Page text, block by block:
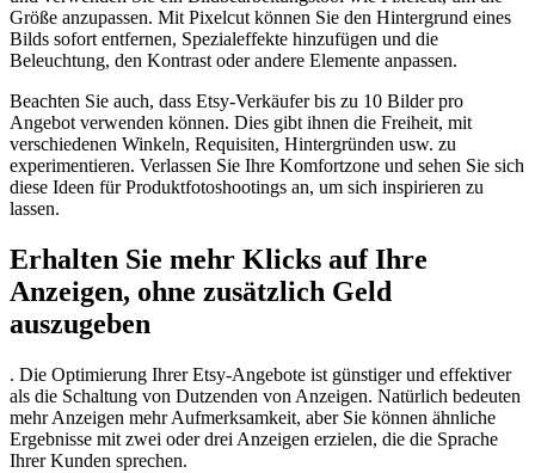
Größe anzupassen. Mit Pixelcut können Sie den Hintergrund eines
Bilds sofort entfernen, Spezialeffekte hinzufügen und die
Beleuchtung, den Kontrast oder andere Elemente anpassen.
Beachten Sie auch, dass Etsy-Verkäufer bis zu 10 Bilder pro
Angebot verwenden können. Dies gibt ihnen die Freiheit, mit
verschiedenen Winkeln, Requisiten, Hintergründen usw. zu
experimentieren. Verlassen Sie Ihre Komfortzone und sehen Sie sich
diese Ideen für Produktfotoshootings an, um sich inspirieren zu
lassen.
Erhalten Sie mehr Klicks auf Ihre
Anzeigen, ohne zusätzlich Geld
auszugeben
. Die Optimierung Ihrer Etsy-Angebote ist günstiger und effektiver
als die Schaltung von Dutzenden von Anzeigen. Natürlich bedeuten
mehr Anzeigen mehr Aufmerksamkeit, aber Sie können ähnliche
Ergebnisse mit zwei oder drei Anzeigen erzielen, die die Sprache
Ihrer Kunden sprechen.